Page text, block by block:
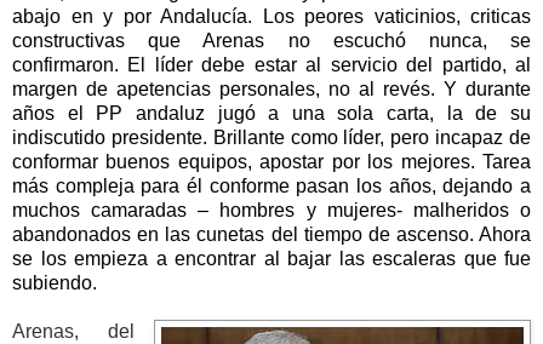
abajo en y por Andalucía. Los peores vaticinios, criticas
constructivas que Arenas no escuchó nunca, se
confirmaron. El líder debe estar al servicio del partido, al
margen de apetencias personales, no al revés. Y durante
años el PP andaluz jugó a una sola carta, la de su
indiscutido presidente. Brillante como líder, pero incapaz de
conformar buenos equipos, apostar por los mejores. Tarea
más compleja para él conforme pasan los años, dejando a
muchos camaradas – hombres y mujeres- malheridos o
abandonados en las cunetas del tiempo de ascenso. Ahora
se los empieza a encontrar al bajar las escaleras que fue
subiendo.
Arenas, del